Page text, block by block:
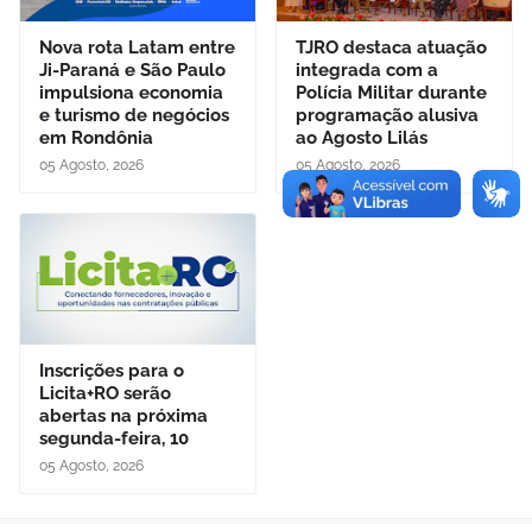
Nova rota Latam entre
Ji-Paraná e São Paulo
impulsiona economia
e turismo de negócios
em Rondônia
05 Agosto, 2026
TJRO destaca atuação
integrada com a
Polícia Militar durante
programação alusiva
ao Agosto Lilás
05 Agosto, 2026
Inscrições para o
Licita+RO serão
abertas na próxima
segunda-feira, 10
05 Agosto, 2026